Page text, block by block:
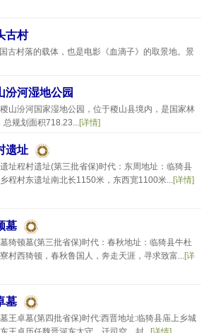
古村
古村落的载体，也是电影《血滴子》的取景地。景
汾河湿地公园
山汾河国家湿地公园，位于稷山县境内，是国家林
总规划面积718.23...[详情]
遗址
址程村遗址(第三批省保)时代：东周地址：临猗县
程村东遗址南北长1150米，东西宽1100米...[详情]
墓
猗顿墓(第三批省保)时代：春秋地址：临猗县牛杜
村西猗顿，春秋鲁国人，奔走天涯，寻求致富...[详
墓
王卓墓(第四批省保)时代:西晋地址:临猗县庙上乡城